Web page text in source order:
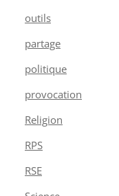
outils
partage
politique
provocation
Religion
RPS
RSE